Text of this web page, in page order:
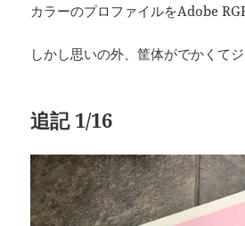
カラーのプロファイルをAdobe
しかし思いの外、筐体がでかくて
追記 1/16